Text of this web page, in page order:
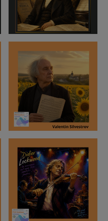
Anecdotes
La revue de cuisine